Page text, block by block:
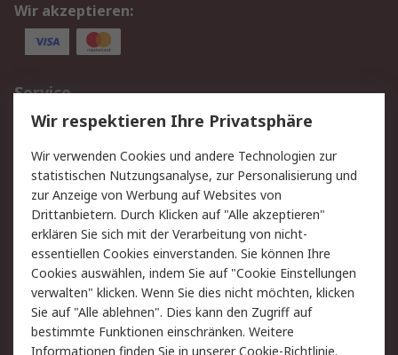
Wir akzeptieren:
Service
Value Added Services
Lieferlösungen
Rücksendungen
Kontakt
Hilfe
Rechtliches
AGB
Datenschutz
Cookie-Richtlinie
Zahlungsbedingungen
Copyright/Impressum
Über RS
Wir respektieren Ihre Privatsphäre
Wir verwenden Cookies und andere Technologien zur
statistischen Nutzungsanalyse, zur Personalisierung und
zur Anzeige von Werbung auf Websites von
Drittanbietern. Durch Klicken auf "Alle akzeptieren"
erklären Sie sich mit der Verarbeitung von nicht-
essentiellen Cookies einverstanden. Sie können Ihre
Cookies auswählen, indem Sie auf "Cookie Einstellungen
verwalten" klicken. Wenn Sie dies nicht möchten, klicken
Sie auf "Alle ablehnen". Dies kann den Zugriff auf
bestimmte Funktionen einschränken. Weitere
Informationen finden Sie in unsererCookie-Richtlinie.